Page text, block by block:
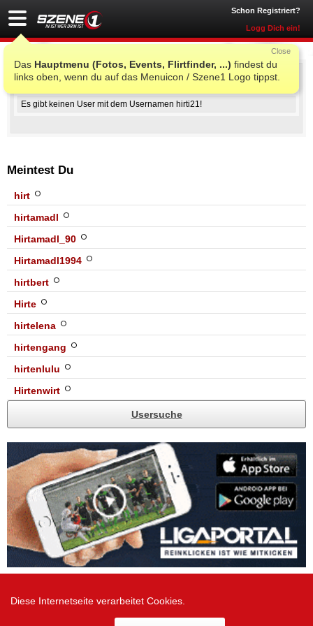
Diese Internetseite verarbeitet Cookies.
Schon Registriert?
Logg Dich ein!
Das Hauptmenu (Fotos, Events, Flirtfinder, ...) findest du
links oben, wenn du auf das Menuicon / Szene1 Logo tippst.
Close
Fehler
Es gibt keinen User mit dem Usernamen hirti21!
Meintest Du
hirt
hirtamadl
Hirtamadl_90
Hirtamadl1994
hirtbert
Hirte
hirtelena
hirtengang
hirtenlulu
Hirtenwirt
Usersuche